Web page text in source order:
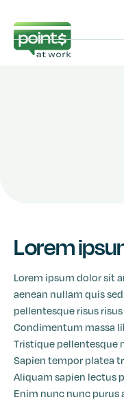
Lorem
Lorem ipsum dolor sit
aenean nullam quis
pellentesque risus
Condimentum massa
Tristique pellentesque
Sapien tempor platea
Aliquam sapien lectus
Enim nunc nunc purus